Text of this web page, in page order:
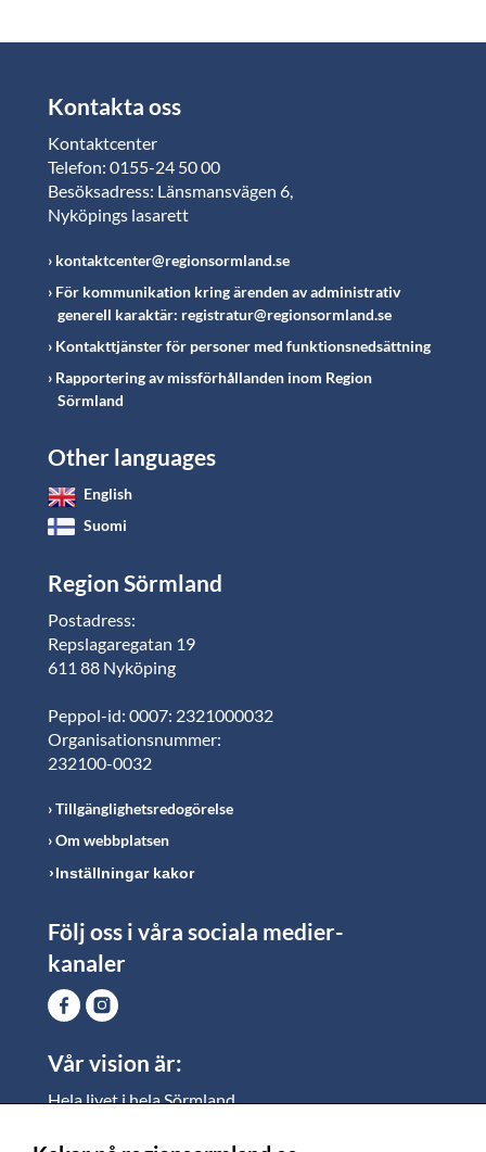
Kontakta oss
Kontaktcenter
Telefon: 0155-24 50 00
Besöksadress: Länsmansvägen 6,
Nyköpings lasarett
kontaktcenter@regionsormland.se
För kommunikation kring ärenden av administrativ
generell karaktär: registratur@regionsormland.se
Kontakttjänster för personer med funktionsnedsättning
Rapportering av missförhållanden inom Region
Sörmland
Other languages
English
Suomi
Region Sörmland
Postadress:
Repslagaregatan 19
611 88 Nyköping
Peppol-id: 0007: 2321000032
Organisationsnummer:
232100-0032
Tillgänglighetsredogörelse
Om webbplatsen
Inställningar kakor
Följ oss i våra sociala medier-
kanaler
Vår vision är:
Hela livet i hela Sörmland.
vi vill skapa jämlika möjligheter för både